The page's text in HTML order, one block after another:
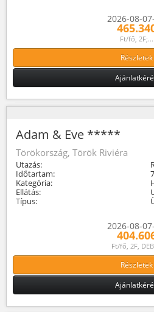
2026-08-
Ft/fő, 2F;...
Részletek
Adam & Eve *****
Törökország, Török Riviéra
Utazás:
Időtartam:
Kategória:
Ellátás:
Típus:
2026-08-
Ft/fő, 2F,
Részletek